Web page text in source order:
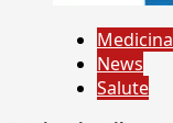
Medicina
News
Salute